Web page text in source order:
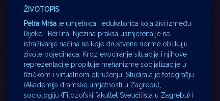
ŽIVOTOPIS
Petra Mrša je umjetnica i edukatorica koja živi između
Rijeke i Berlina. Njezina praksa usmjerena je na
istraživanje načina na koje društvene norme oblikuju
živote pojedinaca. Kroz evociranje situacija i njihove
reprezentacije propituje mehanizme socijalizacije u
fizičkom i virtualnom okruženju. Studirala je fotografiju
(Akademija dramske umjetnosti u Zagrebu),
sociologiju (Filozofski fakultet Sveučilišta u Zagrebu) i